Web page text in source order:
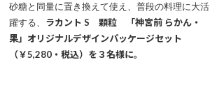
砂糖と同量に置き換えて使え、普段の料理に大活
躍する、 ラカント S 顆粒 「神宮前 らかん・
果」オリジナルデザインパッケージセット
（￥5,280・税込）を３名様に。